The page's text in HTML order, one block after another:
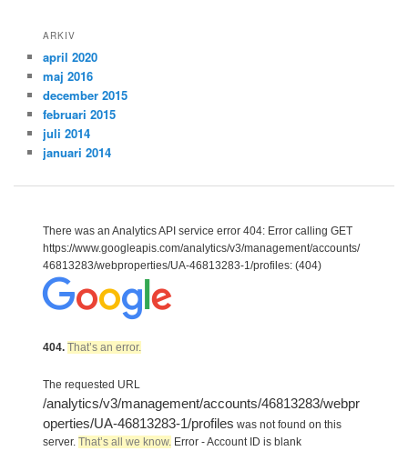
ARKIV
april 2020
maj 2016
december 2015
februari 2015
juli 2014
januari 2014
There was an Analytics API service error 404: Error calling GET
https://www.googleapis.com/analytics/v3/management/accounts/
46813283/webproperties/UA-46813283-1/profiles: (404)
404. That’s an error.
The requested URL
/analytics/v3/management/accounts/46813283/webpr
operties/UA-46813283-1/profiles was not found on this
server. That’s all we know.Error - Account ID is blank